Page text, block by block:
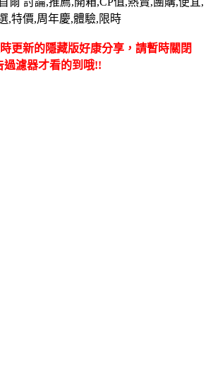
,特價,周年慶,體驗,限時
更新的隱藏版好康分享，請暫時關閉
過濾器才看的到哦!!